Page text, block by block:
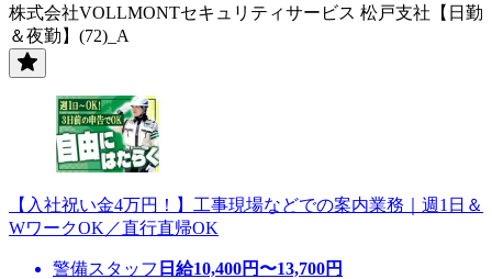
株式会社VOLLMONTセキュリティサービス 松戸支社【日勤
＆夜勤】(72)_A
【入社祝い金4万円！】工事現場などでの案内業務｜週1日＆
WワークOK／直行直帰OK
警備スタッフ 日給10,400円〜13,700円